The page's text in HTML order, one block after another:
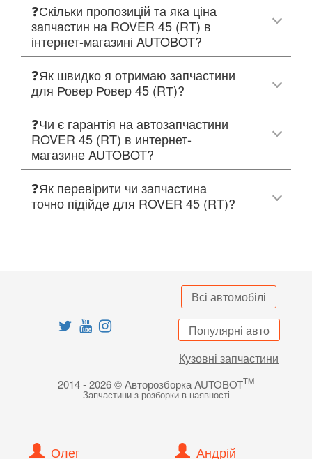
❓Скільки пропозицій та яка ціна
запчастин на ROVER 45 (RT) в
інтернет-магазині AUTOBOT?
❓Як швидко я отримаю запчастини
для Ровер Ровер 45 (RТ)?
❓Чи є гарантія на автозапчастини
ROVER 45 (RT) в интернет-
магазине AUTOBOT?
❓Як перевірити чи запчастина
точно підійде для ROVER 45 (RT)?
Всі автомобілі
Популярні авто
Кузовні запчастини
2014 - 2026 © Авторозборка AUTOBOTTM
Запчастини з розборки в наявності
Олег Андрій